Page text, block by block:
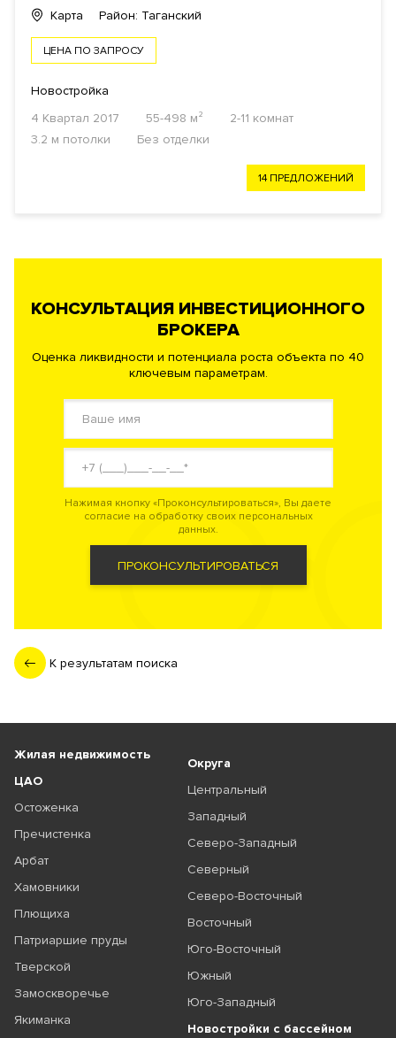
Карта
Район: Таганский
ЦЕНА ПО ЗАПРОСУ
Новостройка
4 Квартал 2017
55-498 м²
2-11 комнат
3.2 м потолки
Без отделки
14 ПРЕДЛОЖЕНИЙ
КОНСУЛЬТАЦИЯ ИНВЕСТИЦИОННОГО
БРОКЕРА
Оценка ликвидности и потенциала роста объекта по 40
ключевым параметрам.
Нажимая кнопку «Проконсультироваться», Вы даете
согласие на обработку своих персональных
данных.
ПРОКОНСУЛЬТИРОВАТЬСЯ
К результатам поиска
Жилая недвижимость
ЦАО
Остоженка
Пречистенка
Арбат
Хамовники
Плющиха
Патриаршие пруды
Тверской
Замоскворечье
Якиманка
Округа
Центральный
Западный
Северо-Западный
Северный
Северо-Восточный
Восточный
Юго-Восточный
Южный
Юго-Западный
Новостройки с бассейном